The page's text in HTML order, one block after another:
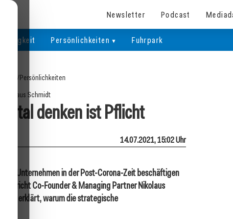
Newsletter Podcast
Persönlichkeiten Fuhrpark
/Persönlichkeiten
Nikolaus Schmidt
denken ist Pflicht
14.07.2021, 15:02 Uhr
Unternehmen in der Post-Corona-Zeit beschäftigen
spricht Co-Founder & Managing Partner Nikolaus
und erklärt, warum die strategische